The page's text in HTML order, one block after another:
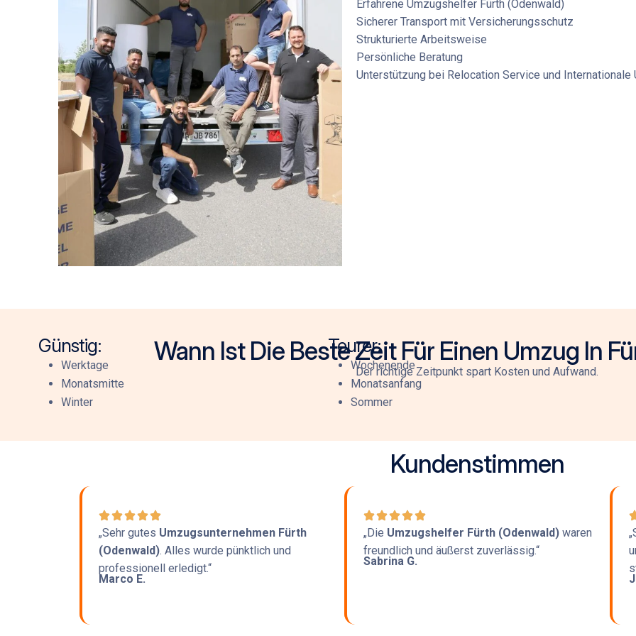
Erfahrene Umzugshelfer Fürth (Odenwald)
Sicherer Transport mit Versicherungsschutz
Strukturierte Arbeitsweise
Persönliche Beratung
Unterstützung bei Relocation Service und Internationale
Wann Ist Die Beste Zeit Für Einen Umzug In
Der richtige Zeitpunkt spart Kosten und Aufwand.
Günstig:
Werktage
Monatsmitte
Winter
Teurer:
Wochenende
Monatsanfang
Sommer
Kundenstimmen
„Sehr gutes Umzugsunternehmen Fürth
(Odenwald). Alles wurde pünktlich und
professionell erledigt.“
Marco E.
„Die Umzugshelfer Fürth (Odenwald) waren
freundlich und äußerst zuverlässig.“
Sabrina G.